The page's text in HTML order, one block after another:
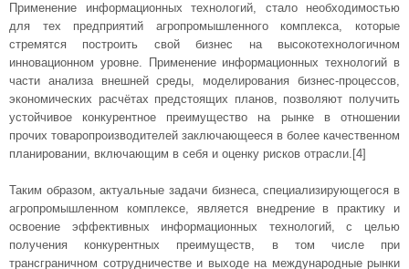
Применение информационных технологий, стало необходимостью
для тех предприятий агропромышленного комплекса, которые
стремятся построить свой бизнес на высокотехнологичном
инновационном уровне. Применение информационных технологий в
части анализа внешней среды, моделирования бизнес-процессов,
экономических расчётах предстоящих планов, позволяют получить
устойчивое конкурентное преимущество на рынке в отношении
прочих товаропроизводителей заключающееся в более качественном
планировании, включающим в себя и оценку рисков отрасли.[4]
Таким образом, актуальные задачи бизнеса, специализирующегося в
агропромышленном комплексе, является внедрение в практику и
освоение эффективных информационных технологий, с целью
получения конкурентных преимуществ, в том числе при
трансграничном сотрудничестве и выходе на международные рынки